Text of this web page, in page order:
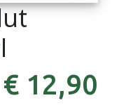
€ 12,90